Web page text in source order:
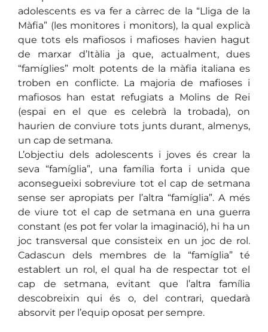
adolescents es va fer a càrrec de la “Lliga de la
Màfia” (les monitores i monitors), la qual explicà
que tots els mafiosos i mafioses havien hagut
de marxar d’Itàlia ja que, actualment, dues
“famíglies” molt potents de la màfia italiana es
troben en conflicte. La majoria de mafioses i
mafiosos han estat refugiats a Molins de Rei
(espai en el que es celebrà la trobada), on
haurien de conviure tots junts durant, almenys,
un cap de setmana.
L’objectiu dels adolescents i joves és crear la
seva “famíglia”, una família forta i unida que
aconsegueixi sobreviure tot el cap de setmana
sense ser apropiats per l’altra “famíglia”. A més
de viure tot el cap de setmana en una guerra
constant (es pot fer volar la imaginació), hi ha un
joc transversal que consisteix en un joc de rol.
Cadascun dels membres de la “famíglia” té
establert un rol, el qual ha de respectar tot el
cap de setmana, evitant que l’altra família
descobreixin qui és o, del contrari, quedarà
absorvit per l’equip oposat per sempre.